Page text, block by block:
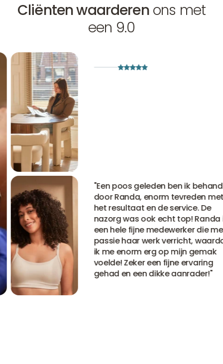
Cliënten waarderenons met
een 9.0
Een poos geleden ben ik
door Randa, enorm tevreden met
het resultaat en de service. De
nazorg was ook echt top! Randa is
een hele fijne medewerker die met
passie haar werk verricht,
ik me enorm erg op mijn gemak
voelde! Zeker een fijne ervaring
gehad en een dikke aanrader!"